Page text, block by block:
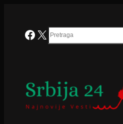
Facebook
X Search